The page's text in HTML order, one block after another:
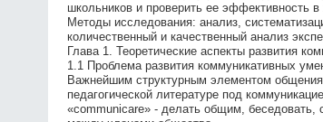
школьников и проверить ее эффективность
Методы исследования: анализ,
количественный и качественный анализ
Глава 1. Теоретические аспекты развития
1.1 Проблема развития коммуникативных
Важнейшим структурным элементом
педагогической литературе под
«communicare» - делать общим, беседовать,